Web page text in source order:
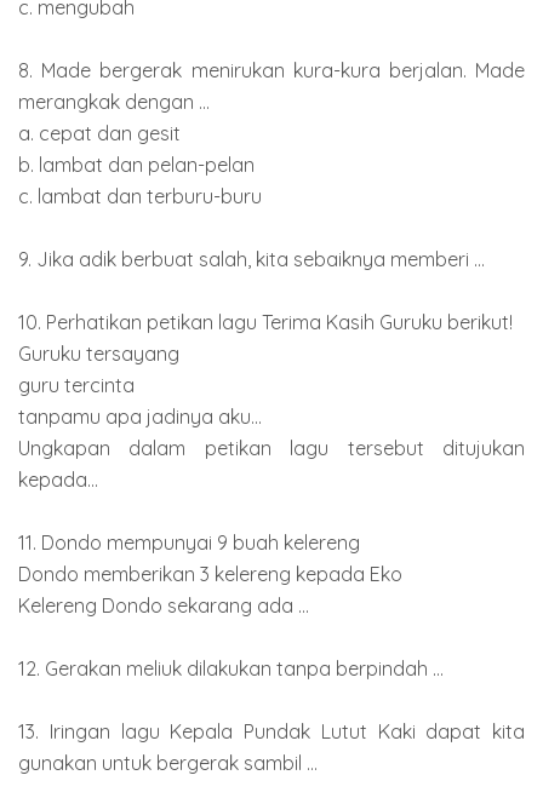
c. mengubah
8. Made bergerak menirukan kura-kura berjalan. Made
merangkak dengan ...
a. cepat dan gesit
b. lambat dan pelan-pelan
c. lambat dan terburu-buru
9. Jika adik berbuat salah, kita sebaiknya memberi ...
10. Perhatikan petikan lagu Terima Kasih Guruku berikut!
Guruku tersayang
guru tercinta
tanpamu apa jadinya aku...
Ungkapan dalam petikan lagu tersebut ditujukan
kepada...
11. Dondo mempunyai 9 buah kelereng
Dondo memberikan 3 kelereng kepada Eko
Kelereng Dondo sekarang ada ...
12. Gerakan meliuk dilakukan tanpa berpindah ...
13. Iringan lagu Kepala Pundak Lutut Kaki dapat kita
gunakan untuk bergerak sambil ...